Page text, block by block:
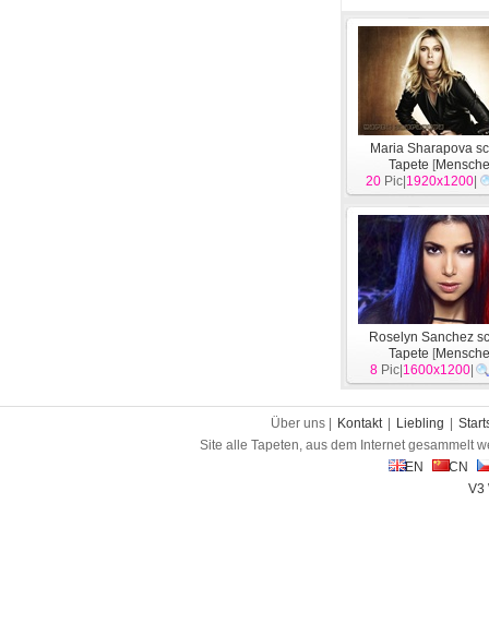
Maria Sharapova
Tapete [
20 Pic| 1920x1200
Roselyn Sanchez
Tapete [
8 Pic| 1600x1200
Über uns | Kontakt Liebling
Site alle Tapeten, aus dem Internet gesammelt
EN
CN
V3